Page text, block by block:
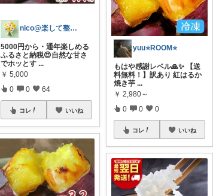
nico@楽して整う暮らし
5000円から・通年楽しめる
ふるさと納税😍自然な甘さ
でホッとす ...
￥ 5,000
0 0 64
コレ いいね
yuu⭐️ROOM⭐️
もはや感謝レベル🙏✨ 【送
料無料！】訳あり 紅はるか
焼き芋...
￥ 2,980～
0 0 0
コレ いいね